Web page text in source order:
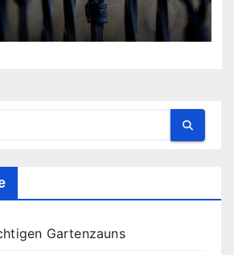
Gartenzauns